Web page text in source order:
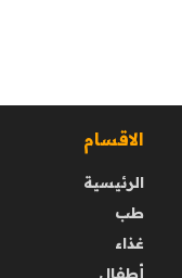
الاقسام
الرئيسية
طب
غذاء
أطفال